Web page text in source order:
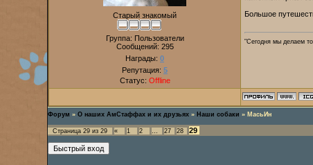
Старый знакомый
Группа: Пользователи
Сообщений: 295
Награды: 0
Репутация: 5
Статус: Offline
Большое
"Сегодня мы делаем
Форум » О наших АмСтаффах и их друзьях » Наши собаки » МасьИн
Страница 29 из 29 « 1 2 … 27 28 29